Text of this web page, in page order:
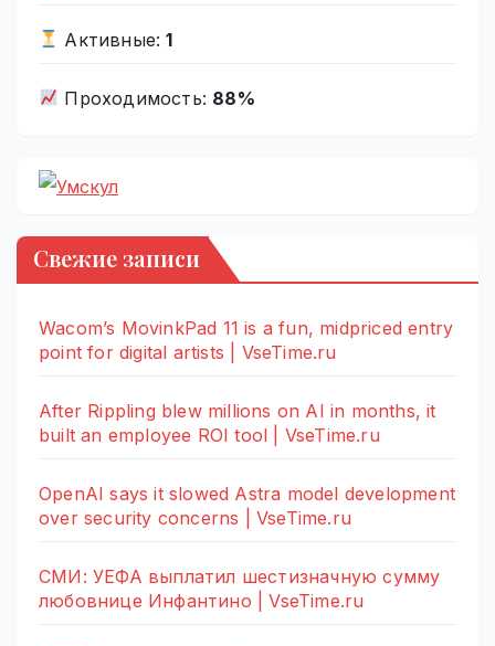
Активные:1
Проходимость: 88%
Свежие записи
Wacom’s MovinkPad 11 is a fun, midpriced entry
point for digital artists | VseTime.ru
After Rippling blew millions on AI in months, it
built an employee ROI tool | VseTime.ru
OpenAI says it slowed Astra model development
over security concerns | VseTime.ru
СМИ: УЕФА выплатил шестизначную сумму
любовнице Инфантино | VseTime.ru